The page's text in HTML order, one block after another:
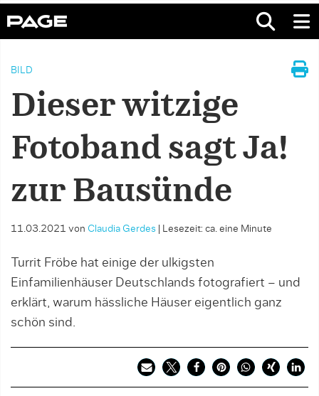
BILD
Dieser witzige
Fotoband sagt Ja!
zur Bausünde
11.03.2021 von Claudia Gerdes Lesezeit: ca. eine Minute
Turrit Fröbe hat einige der ulkigsten
Einfamilienhäuser Deutschlands fotografiert – und
erklärt, warum hässliche Häuser eigentlich ganz
schön sind.